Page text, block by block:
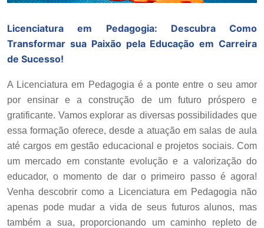
Licenciatura em Pedagogia: Descubra Como
Transformar sua Paixão pela Educação em Carreira
de Sucesso!
A Licenciatura em Pedagogia é a ponte entre o seu amor
por ensinar e a construção de um futuro próspero e
gratificante. Vamos explorar as diversas possibilidades que
essa formação oferece, desde a atuação em salas de aula
até cargos em gestão educacional e projetos sociais. Com
um mercado em constante evolução e a valorização do
educador, o momento de dar o primeiro passo é agora!
Venha descobrir como a Licenciatura em Pedagogia não
apenas pode mudar a vida de seus futuros alunos, mas
também a sua, proporcionando um caminho repleto de